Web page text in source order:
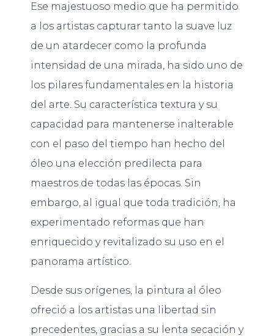
Ese majestuoso medio que ha permitido
a los artistas capturar tanto la suave luz
de un atardecer como la profunda
intensidad de una mirada, ha sido uno de
los pilares fundamentales en la historia
del arte. Su característica textura y su
capacidad para mantenerse inalterable
con el paso del tiempo han hecho del
óleo una elección predilecta para
maestros de todas las épocas. Sin
embargo, al igual que toda tradición, ha
experimentado reformas que han
enriquecido y revitalizado su uso en el
panorama artístico.
Desde sus orígenes, la pintura al óleo
ofreció a los artistas una libertad sin
precedentes, gracias a su lenta secación y